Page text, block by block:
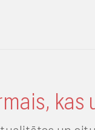
kas